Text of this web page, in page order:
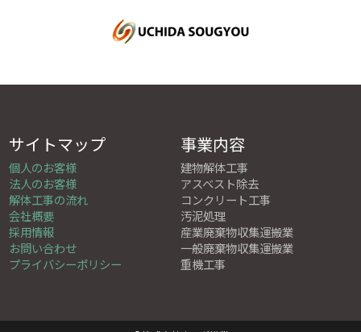
サイトマップ
個人のお客様
法人のお客様
解体工事の流れ
会社概要
採用情報
お問い合わせ
プライバシーポリシー
事業内容
建物解体工事
アスベスト除去
コンクリート工事
汚泥処理
産業廃棄物収集運搬業
一般廃棄物収集運搬業
重機工事